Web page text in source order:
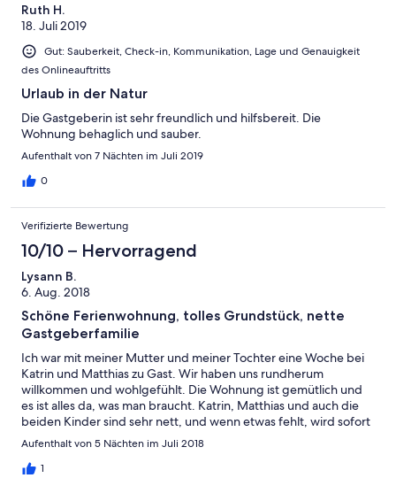
Ruth H.
18. Juli 2019
Gut: Sauberkeit, Check-in, Kommunikation, Lage und Genauigkeit
des Onlineauftritts
Urlaub in der Natur
Die Gastgeberin ist sehr freundlich und hilfsbereit. Die
Wohnung behaglich und sauber.
Aufenthalt von 7 Nächten im Juli 2019
0
Verifizierte Bewertung
10/10 – Hervorragend
Lysann B.
6. Aug. 2018
Schöne Ferienwohnung, tolles Grundstück, nette
Gastgeberfamilie
Ich war mit meiner Mutter und meiner Tochter eine Woche bei
Katrin und Matthias zu Gast. Wir haben uns rundherum
willkommen und wohlgefühlt. Die Wohnung ist gemütlich und
es ist alles da, was man braucht. Katrin, Matthias und auch die
beiden Kinder sind sehr nett, und wenn etwas fehlt, wird sofort
Abhilfe geschaffen. Für meine Tochter war es besonders schön,
kümmern, und besonders gerne hat sie die Katze gestreichelt.
Aufenthalt von 5 Nächten im Juli 2018
1